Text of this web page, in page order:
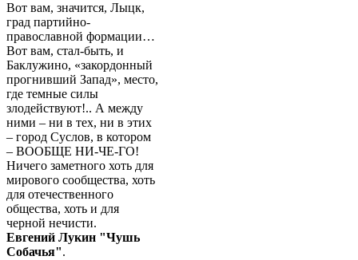
Вот вам, значится, Лыцк,
град партийно-
православной формации…
Вот вам, стал-быть, и
Баклужино, «закордонный
прогнивший Запад», место,
где темные силы
злодействуют!.. А между
ними – ни в тех, ни в этих
– город Суслов, в котором
– ВООБЩЕ НИ-ЧЕ-ГО!
Ничего заметного хоть для
мирового сообщества, хоть
для отечественного
общества, хоть и для
черной нечисти.
Евгений Лукин "Чушь
Собачья".